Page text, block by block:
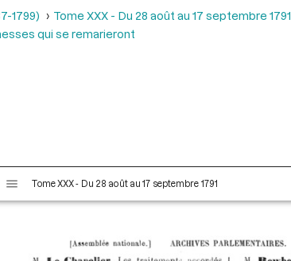
1799) Tome XXX - Du 28 août au 17 septembre 1791
qui se remarieront
Tome XXX - Du 28 août au 17 septembre 1791